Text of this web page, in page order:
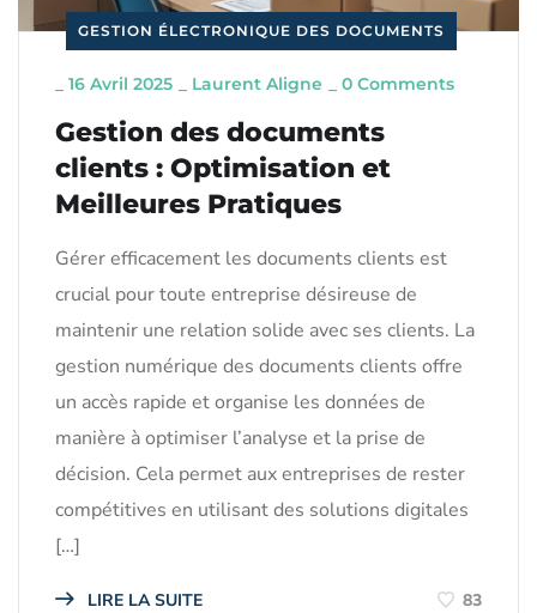
GESTION ÉLECTRONIQUE DES DOCUMENTS
16 Avril 2025 Laurent Aligne 0 Comments
Gestion des documents
clients : Optimisation et
Meilleures Pratiques
Gérer efficacement les documents clients est
crucial pour toute entreprise désireuse de
maintenir une relation solide avec ses clients. La
gestion numérique des documents clients offre
un accès rapide et organise les données de
manière à optimiser l’analyse et la prise de
décision. Cela permet aux entreprises de rester
compétitives en utilisant des solutions digitales
[…]
LIRE LA SUITE 83